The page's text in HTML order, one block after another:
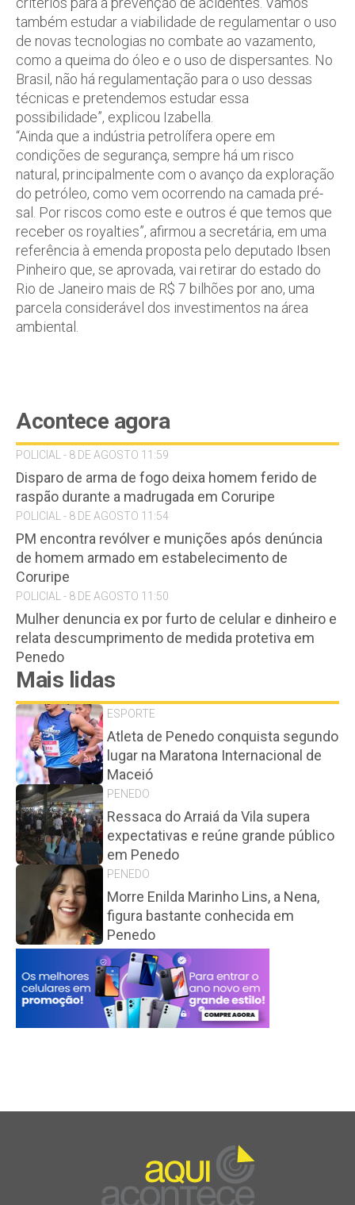
também estudar a viabilidade de regulamentar o uso
de novas tecnologias no combate ao vazamento,
como a queima do óleo e o uso de dispersantes. No
Brasil, não há regulamentação para o uso dessas
técnicas e pretendemos estudar essa
possibilidade”, explicou Izabella.
“Ainda que a indústria petrolífera opere em
condições de segurança, sempre há um risco
natural, principalmente com o avanço da exploração
do petróleo, como vem ocorrendo na camada pré-
sal. Por riscos como este e outros é que temos que
receber os royalties”, afirmou a secretária, em uma
referência à emenda proposta pelo deputado Ibsen
Pinheiro que, se aprovada, vai retirar do estado do
Rio de Janeiro mais de R$ 7 bilhões por ano, uma
parcela considerável dos investimentos na área
ambiental.
Acontece agora
POLICIAL - 8 DE AGOSTO 11:59
Disparo de arma de fogo deixa homem ferido de
raspão durante a madrugada em Coruripe
POLICIAL - 8 DE AGOSTO 11:54
PM encontra revólver e munições após denúncia
de homem armado em estabelecimento de
Coruripe
POLICIAL - 8 DE AGOSTO 11:50
Mulher denuncia ex por furto de celular e dinheiro e
relata descumprimento de medida protetiva em
Penedo
Mais lidas
ESPORTE
Atleta de Penedo conquista segundo
lugar na Maratona Internacional de
Maceió
PENEDO
Ressaca do Arraiá da Vila supera
expectativas e reúne grande público
em Penedo
PENEDO
Morre Enilda Marinho Lins, a Nena,
figura bastante conhecida em
Penedo